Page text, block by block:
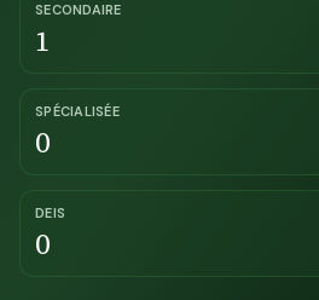
SECONDAIRE
1
SPÉCIALISÉE
0
DEIS
0